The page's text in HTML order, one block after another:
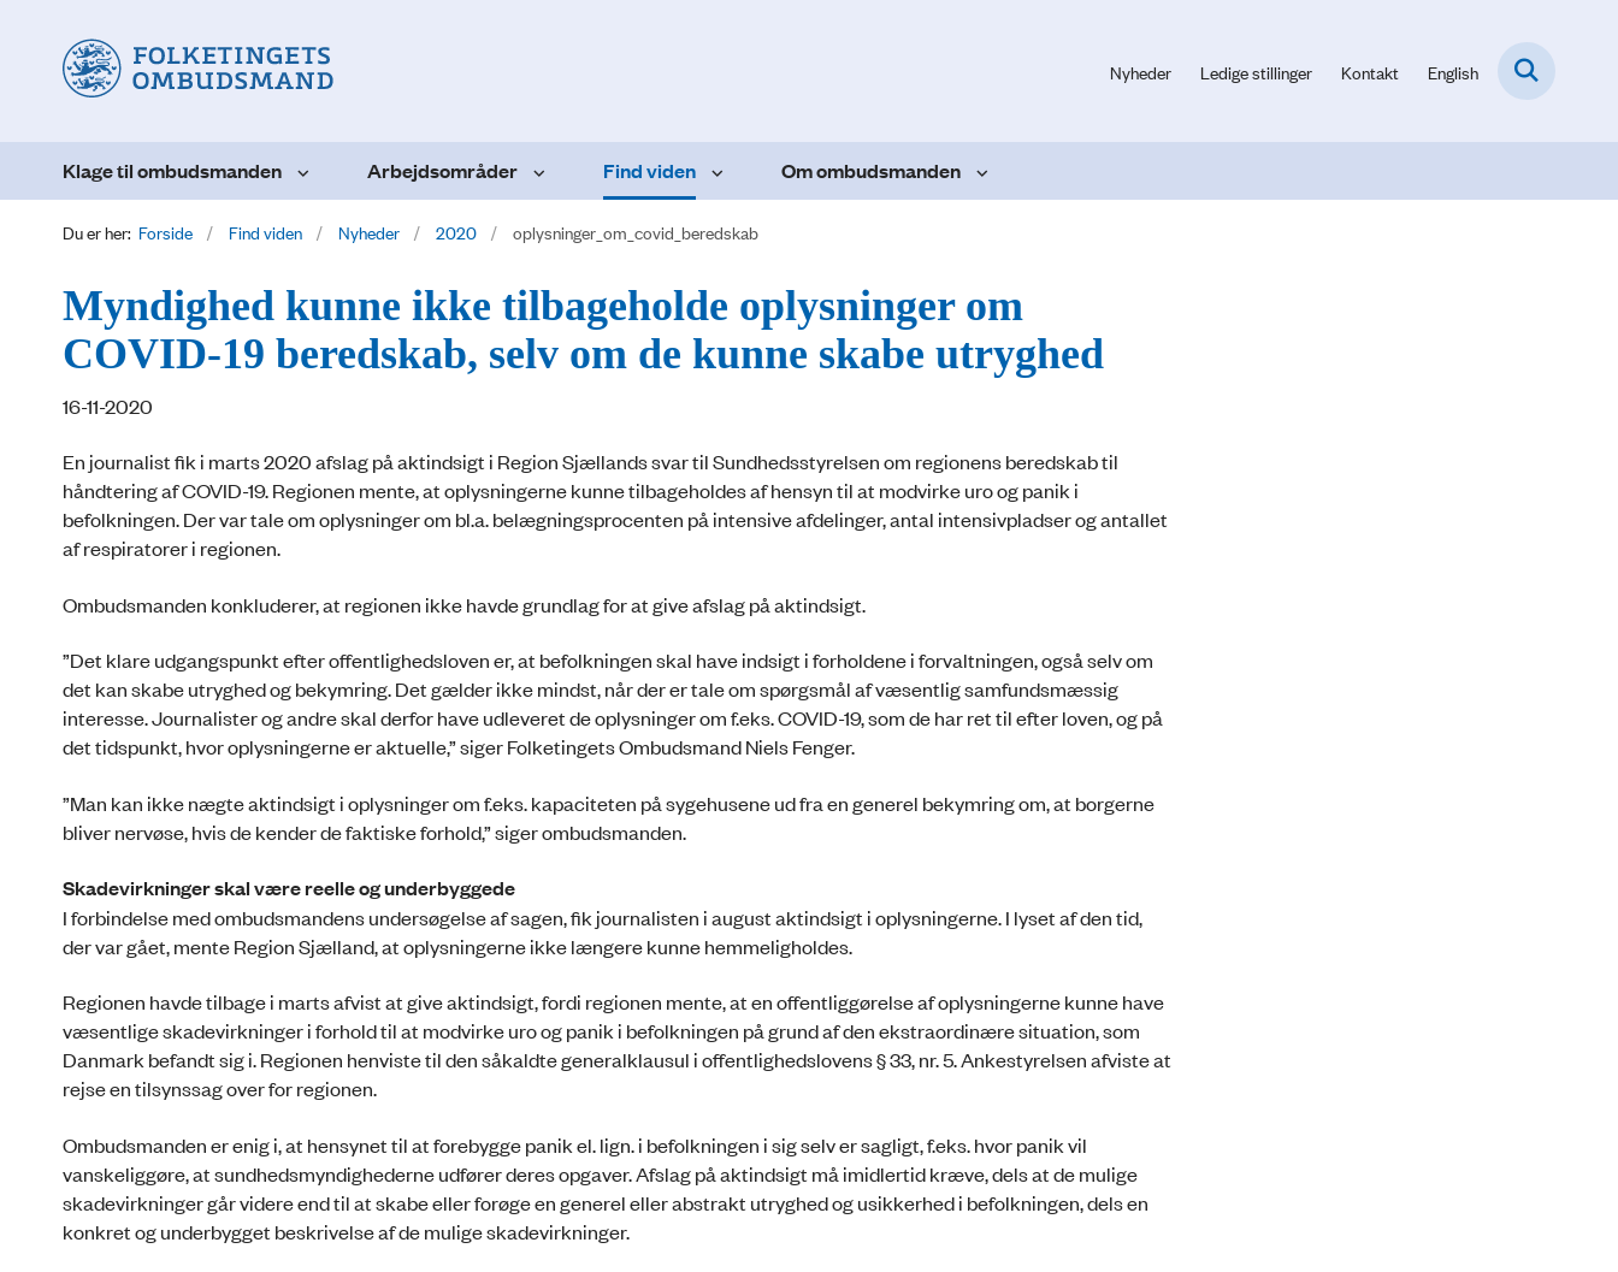
Nyheder Ledige stillinger Kontakt English
Klage til ombudsmanden Arbejdsområder Find viden Om ombudsmanden
Du er her: Forside Find viden Nyheder 2020 oplysninger_om_covid_beredskab
Myndighed kunne ikke tilbageholde oplysninger om
COVID-19 beredskab, selv om de kunne skabe utryghed
16-11-2020
En journalist fik i marts 2020 afslag på aktindsigt i Region Sjællands svar til Sundhedsstyrelsen om regionens beredskab til
håndtering af COVID-19. Regionen mente, at oplysningerne kunne tilbageholdes af hensyn til at modvirke uro og panik i
befolkningen. Der var tale om oplysninger om bl.a. belægningsprocenten på intensive afdelinger, antal intensivpladser og antallet
af respiratorer i regionen.
Ombudsmanden konkluderer, at regionen ikke havde grundlag for at give afslag på aktindsigt.
”Det klare udgangspunkt efter offentlighedsloven er, at befolkningen skal have indsigt i forholdene i forvaltningen, også selv om
det kan skabe utryghed og bekymring. Det gælder ikke mindst, når der er tale om spørgsmål af væsentlig samfundsmæssig
interesse. Journalister og andre skal derfor have udleveret de oplysninger om f.eks. COVID-19, som de har ret til efter loven, og på
det tidspunkt, hvor oplysningerne er aktuelle,” siger Folketingets Ombudsmand Niels Fenger.
”Man kan ikke nægte aktindsigt i oplysninger om f.eks. kapaciteten på sygehusene ud fra en generel bekymring om, at borgerne
bliver nervøse, hvis de kender de faktiske forhold,” siger ombudsmanden.
Skadevirkninger skal være reelle og underbyggede
I forbindelse med ombudsmandens undersøgelse af sagen, fik journalisten i august aktindsigt i oplysningerne. I lyset af den tid,
der var gået, mente Region Sjælland, at oplysningerne ikke længere kunne hemmeligholdes.
Regionen havde tilbage i marts afvist at give aktindsigt, fordi regionen mente, at en offentliggørelse af oplysningerne kunne have
væsentlige skadevirkninger i forhold til at modvirke uro og panik i befolkningen på grund af den ekstraordinære situation, som
Danmark befandt sig i. Regionen henviste til den såkaldte generalklausul i offentlighedslovens § 33, nr. 5. Ankestyrelsen afviste at
rejse en tilsynssag over for regionen.
Ombudsmanden er enig i, at hensynet til at forebygge panik el. lign. i befolkningen i sig selv er sagligt, f.eks. hvor panik vil
vanskeliggøre, at sundhedsmyndighederne udfører deres opgaver. Afslag på aktindsigt må imidlertid kræve, dels at de mulige
skadevirkninger går videre end til at skabe eller forøge en generel eller abstrakt utryghed og usikkerhed i befolkningen, dels en
konkret og underbygget beskrivelse af de mulige skadevirkninger.